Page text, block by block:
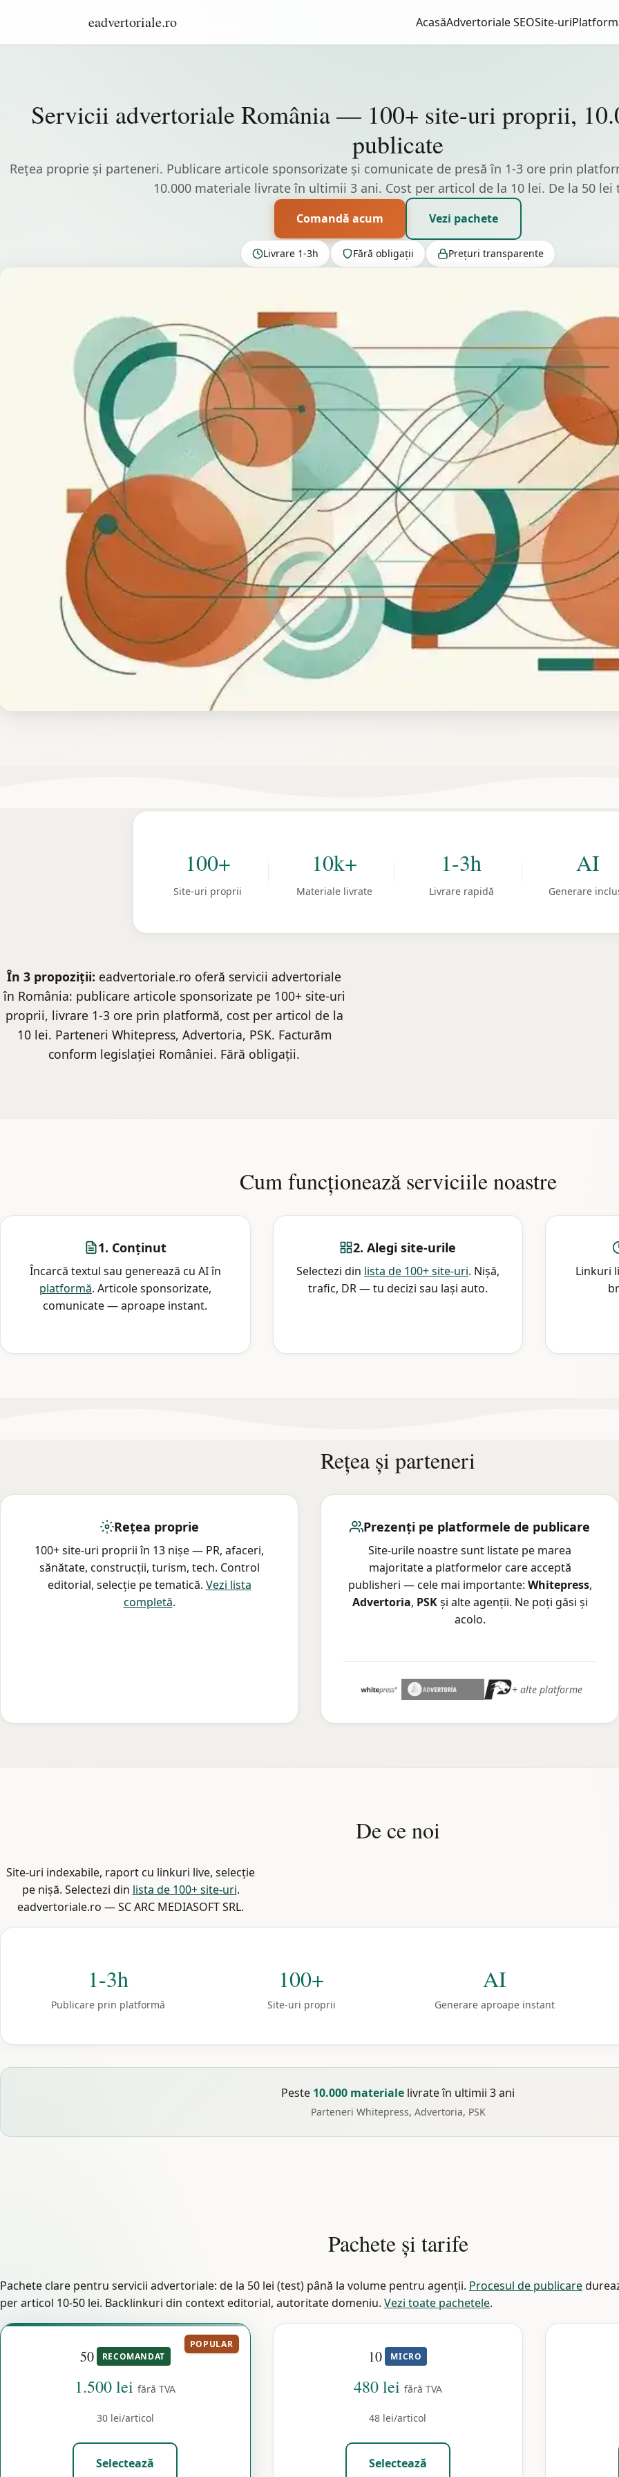
eadvertoriale.ro AcasăAdvertoriale SEOSite-uri
Servicii advertoriale România — 100+ site-uri proprii,
publicate
Rețea proprie și parteneri. Publicare articole sponsorizate și comunicate de presă în 1-3 ore prin
10.000 materiale livrate în ultimii 3 ani. Cost per articol de la 10 lei. De la 50 lei
Comandă acum Vezi pachete
Livrare 1-3h Fără obligații Prețuri transparente
100+
Site-uri proprii
10k+
Materiale livrate
1-3h
Livrare rapidă
AI
Generare
În 3 propoziții: eadvertoriale.ro oferă servicii advertoriale
în România: publicare articole sponsorizate pe 100+ site-uri
proprii, livrare 1-3 ore prin platformă, cost per articol de la
10 lei. Parteneri Whitepress, Advertoria, PSK. Facturăm
conform legislației României. Fără obligații.
Cum funcționează serviciile noastre
1. Conținut
Încarcă textul sau generează cu AI în
platformă. Articole sponsorizate,
comunicate — aproape instant.
2. Alegi site-urile
Selectezi din lista de 100+ site-uri. Nișă,
trafic, DR — tu decizi sau lași auto.
Linkuri
Rețea și parteneri
Rețea proprie
100+ site-uri proprii în 13 nișe — PR, afaceri,
sănătate, construcții, turism, tech. Control
editorial, selecție pe tematică. Vezi lista
completă.
Prezenți pe platformele de publicare
Site-urile noastre sunt listate pe marea
majoritate a platformelor care acceptă
publisheri — cele mai importante: Whitepress,
Advertoria, PSKși alte agenții. Ne poți găsi și
acolo.
+ alte platforme
De ce noi
Site-uri indexabile, raport cu linkuri live, selecție
pe nișă. Selectezi din lista de 100+ site-uri.
eadvertoriale.ro — SC ARC MEDIASOFT SRL.
1-3h
Publicare prin platformă
100+
Site-uri proprii
AI
Generare aproape instant
Peste 10.000 materiale livrate în ultimii 3 ani
Parteneri Whitepress, Advertoria, PSK
Pachete și tarife
Pachete clare pentru servicii advertoriale: de la 50 lei (test) până la volume pentru agenții. Procesul de publicare
per articol 10-50 lei. Backlinkuri din context editorial, autoritate domeniu. Vezi toate pachetele.
POPULAR
50 RECOMANDAT
1.500 leifără TVA
30 lei/articol
Selectează
10 MICRO
480 lei fără TVA
48 lei/articol
Selectează